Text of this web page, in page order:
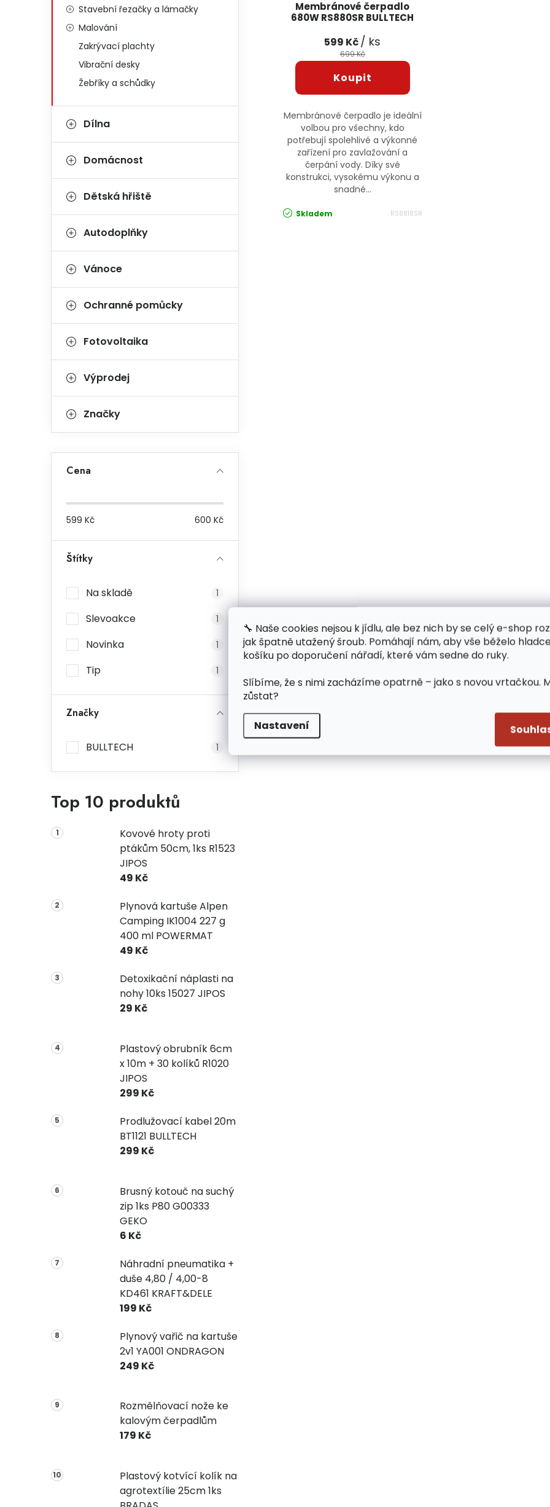
🔧 Naše cookies nejsou k jídlu, ale bez nich by se celý e-shop
jak špatně utažený šroub. Pomáhají nám, aby vše běželo
košíku po doporučení nářadí, které vám sedne do ruky.
Slíbíme, že s nimi zacházíme opatrně – jako s novou vrtačkou.
zůstat?
Nastavení
Stavební řezačky a lámačky
Malování
Zakrývací plachty
Vibrační desky
Žebříky a schůdky
Dílna
Domácnost
Dětská hřiště
Autodoplňky
Vánoce
Ochranné pomůcky
Fotovoltaika
Výprodej
Značky
Cena
599 Kč 600 Kč
Štítky
Na skladě 1
Slevoakce 1
Novinka 1
Tip 1
Značky
BULLTECH 1
Top 10 produktů
Kovové hroty proti
ptákům 50cm, 1ks R1523
JIPOS
49 Kč
Plynová kartuše Alpen
Camping IK1004 227 g
400 ml POWERMAT
49 Kč
Detoxikační náplasti na
nohy 10ks 15027 JIPOS
29 Kč
Plastový obrubník 6cm
x 10m + 30 kolíků R1020
JIPOS
299 Kč
Prodlužovací kabel 20m
BT1121 BULLTECH
299 Kč
Brusný kotouč na suchý
zip 1ks P80 G00333
GEKO
6 Kč
Náhradní pneumatika +
duše 4,80 / 4,00-8
KD461 KRAFT&DELE
199 Kč
Plynový vařič na kartuše
2v1 YA001 ONDRAGON
249 Kč
Rozmělňovací nože ke
kalovým čerpadlům
179 Kč
Plastový kotvící kolík na
agrotextílie 25cm 1ks
Membránové čerpadlo
680W RS880SR BULLTECH
599 Kč/ ks
699 Kč
Membránové čerpadlo je ideální
volbou pro všechny, kdo
potřebují spolehlivé a výkonné
zařízení pro zavlažování a
čerpání vody. Díky své
konstrukci, vysokému výkonu a
snadné...
Skladem RS8818SR